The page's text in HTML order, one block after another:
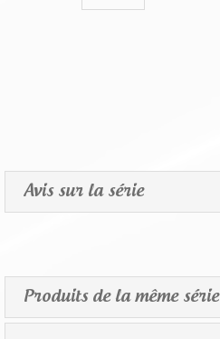
Avis sur la série
Produits de la même série